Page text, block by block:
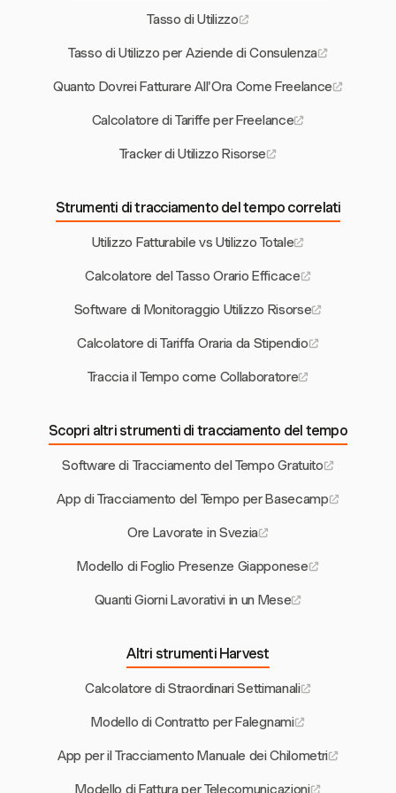
Tasso di Utilizzo
Tasso di Utilizzo per Aziende di Consulenza
Quanto Dovrei Fatturare All'Ora Come Freelance
Calcolatore di Tariffe per Freelance
Tracker di Utilizzo Risorse
Strumenti di tracciamento del tempo correlati
Utilizzo Fatturabile vs Utilizzo Totale
Calcolatore del Tasso Orario Efficace
Software di Monitoraggio Utilizzo Risorse
Calcolatore di Tariffa Oraria da Stipendio
Traccia il Tempo come Collaboratore
Scopri altri strumenti di tracciamento del tempo
Software di Tracciamento del Tempo Gratuito
App di Tracciamento del Tempo per Basecamp
Ore Lavorate in Svezia
Modello di Foglio Presenze Giapponese
Quanti Giorni Lavorativi in un Mese
Altri strumenti Harvest
Calcolatore di Straordinari Settimanali
Modello di Contratto per Falegnami
App per il Tracciamento Manuale dei Chilometri
Modello di Fattura per Telecomunicazioni